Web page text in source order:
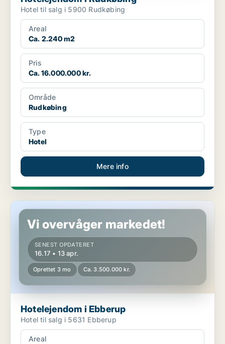
Hotel til salg i 5900 Rudkøbing
Areal
Ca. 2.240 m2
Pris
Ca. 16.000.000 kr.
Område
Rudkøbing
Type
Hotel
Mere info
Hotelejendom i Ebberup
Vi overvåger markedet!
SENEST OPDATERET
16.17 • 13 apr.
Oprettet 3 mo Ca. 3.500.000 kr.
Hotelejendom i Ebberup
Hotel til salg i 5631 Ebberup
Areal